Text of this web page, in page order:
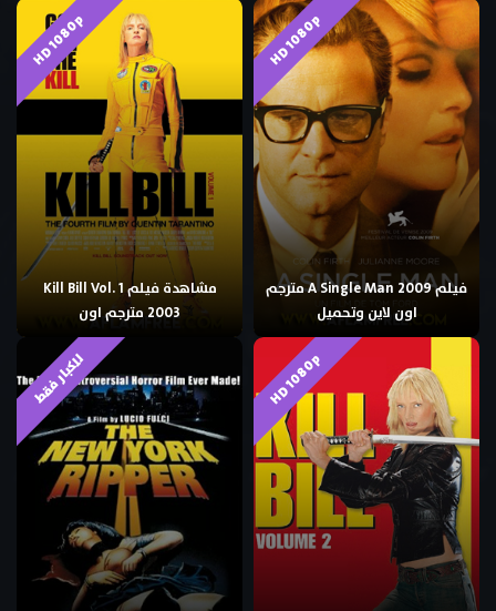
HD 1080p
فيلم A Single Man 2009 مترجم
اون لاين وتحميل
HD 1080p
مشاهدة فيلم Kill Bill Vol. 1
2003 مترجم اون
HD 1080p للكبار فقط